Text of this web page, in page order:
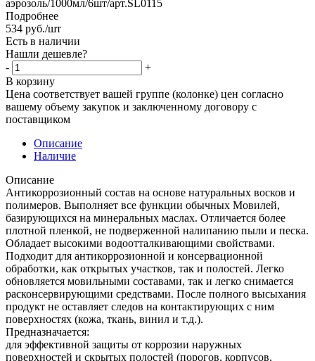
аэрозоль/1000мл/6шт/арт.SL0115
Подробнее
534 руб./шт
Есть в наличии
Нашли дешевле?
-
+
В корзину
Цена соответствует вашей группе (колонке) цен согласно
вашему объему закупок и заключенному договору с
поставщиком
Описание
Наличие
Описание
Антикоррозионный состав на основе натуральных восков и
полимеров. Выполняет все функции обычных Мовилей,
базирующихся на минеральных маслах. Отличается более
плотной пленкой, не подверженной налипанию пыли и песка.
Обладает высокими водоотталкивающими свойствами.
Подходит для антикоррозионной и консервационной
обработки, как открытых участков, так и полостей. Легко
обновляется мовильными составами, так и легко снимается
расконсервирующими средствами. После полного высыхания
продукт не оставляет следов на контактирующих с ним
поверхностях (кожа, ткань, винил и т.д.).
Предназначается:
для эффективной защиты от коррозии наружных
поверхностей и скрытых полостей (порогов, корпусов,